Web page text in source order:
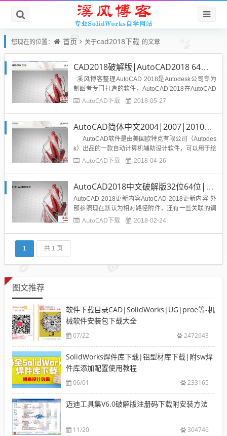
您现在的位置： 首页 关于cad2018下载 的文章
CAD2018破解版|AutoCAD2018 64位32位下载简体中文版含序列号
溪风博客整理AutoCAD 2018是Autodesk公司专为
制图者专门打造的软件，AutoCAD 2018在AutoCAD
2017的基础上做了关联的调整，界面看起来更美观简
本三维设计等...
AutoCAD下载 2018-05-27
AutoCAD简体中文2004|2007|2010|2011|2012|2013|2014|2015|2016|2017|2018|2019破解版下载集合
AutoCAD软件是由美国欧特克有限公司（Autodes
k）出品的一款自动计算机辅助设计软件，可以用于绘
制二维制图和基本三维设计，通过它无需懂得编程，
业，服装加工等多方...
AutoCAD下载 2018-04-26
AutoCAD2018中文破解版32位64位|附序列号|注册机|下载
AutoCAD 2018更新内容AutoCAD 2018更新内容 外
部参照现在默认为相对路径附件，还有一些关联的调
整，包括find / replace路径您可以选择屏幕外的对象
AutoCAD下载 2018-02-24
1 共 1 页
图文推荐
软件下载目录CAD|SolidWorks|UG|proe等-机
械软件安装包下载大全
07/22 2472643
SolidWorks焊件库下载|铝型材库下载|附sw焊
件库添加配置使用教程
06/01 233165
迈迪工具集V6.0破解版注册码下载附安装方法
11/20 304746